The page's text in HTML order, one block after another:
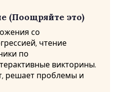
(Поощряйте это)
со
чтение
по
викторины.
решает проблемы и